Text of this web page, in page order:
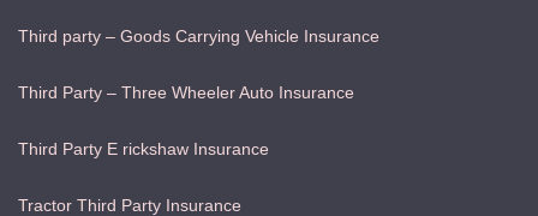
Third party – Goods Carrying Vehicle Insurance
Third Party – Three Wheeler Auto Insurance
Third Party E rickshaw Insurance
Tractor Third Party Insurance